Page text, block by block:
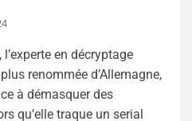
en décryptage
renommée d’Allemagne,
à démasquer des
qu’elle traque un serial